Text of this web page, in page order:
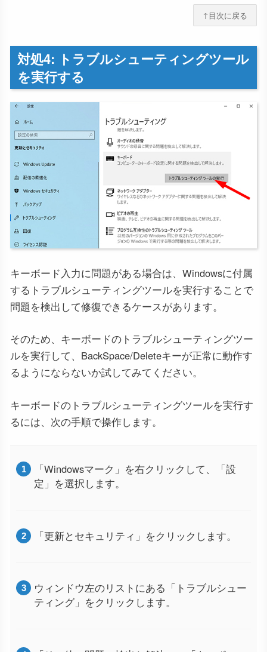
↑目次に戻る
対処4: トラブルシューティングツール
を実行する
キーボード入力に問題がある場合は、Windowsに付属
するトラブルシューティングツールを実行することで
問題を検出して修復できるケースがあります。
そのため、キーボードのトラブルシューティングツー
ルを実行して、BackSpace/Deleteキーが正常に動作す
るようにならないか試してみてください。
キーボードのトラブルシューティングツールを実行す
るには、次の手順で操作します。
「Windowsマーク」を右クリックして、「設
定」を選択します。
「更新とセキュリティ」をクリックします。
ウィンドウ左のリストにある「トラブルシュー
ティング」をクリックします。